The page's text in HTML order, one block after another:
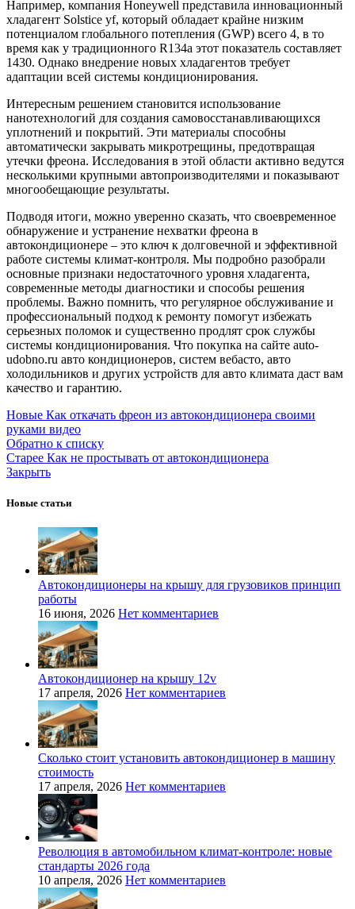
Например, компания Honeywell представила инновационный
хладагент Solstice yf, который обладает крайне низким
потенциалом глобального потепления (GWP) всего 4, в то
время как у традиционного R134a этот показатель составляет
1430. Однако внедрение новых хладагентов требует
адаптации всей системы кондиционирования.
Интересным решением становится использование
нанотехнологий для создания самовосстанавливающихся
уплотнений и покрытий. Эти материалы способны
автоматически закрывать микротрещины, предотвращая
утечки фреона. Исследования в этой области активно ведутся
несколькими крупными автопроизводителями и показывают
многообещающие результаты.
Подводя итоги, можно уверенно сказать, что своевременное
обнаружение и устранение нехватки фреона в
автокондиционере – это ключ к долговечной и эффективной
работе системы климат-контроля. Мы подробно разобрали
основные признаки недостаточного уровня хладагента,
современные методы диагностики и способы решения
проблемы. Важно помнить, что регулярное обслуживание и
профессиональный подход к ремонту помогут избежать
серьезных поломок и существенно продлят срок службы
системы кондиционирования. Что покупка на сайте auto-
udobno.ru авто кондиционеров, систем вебасто, авто
холодильников и других устройств для авто климата даст вам
качество и гарантию.
Новые Как откачать фреон из автокондиционера своими
руками видео
Обратно к списку
Старее Как не простывать от автокондиционера
Закрыть
Новые статьи
Автокондиционеры на крышу для грузовиков принцип
работы
16 июня, 2026 Нет комментариев
Автокондиционер на крышу 12v
17 апреля, 2026 Нет комментариев
Сколько стоит установить автокондиционер в машину
стоимость
17 апреля, 2026 Нет комментариев
Революция в автомобильном климат-контроле: новые
стандарты 2026 года
10 апреля, 2026 Нет комментариев